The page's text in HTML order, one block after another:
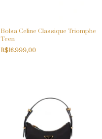
Bolsa Celine Classique Triomphe
Teen
R$16.999,00